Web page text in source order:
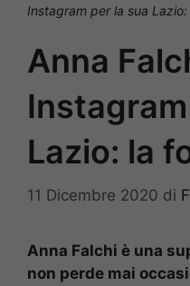
Instagram per la sua
Anna
Lazio: la
11 Dicembre 2020 di
Anna Falchi è una
non perde mai